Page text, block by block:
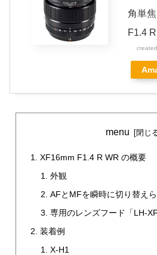
角単
F1.4
menu
XF16mm F1.4 R WR の概要
外観
AFとMFを瞬時に切り替え
専用のレンズフード「LH-
装着例
X-H1